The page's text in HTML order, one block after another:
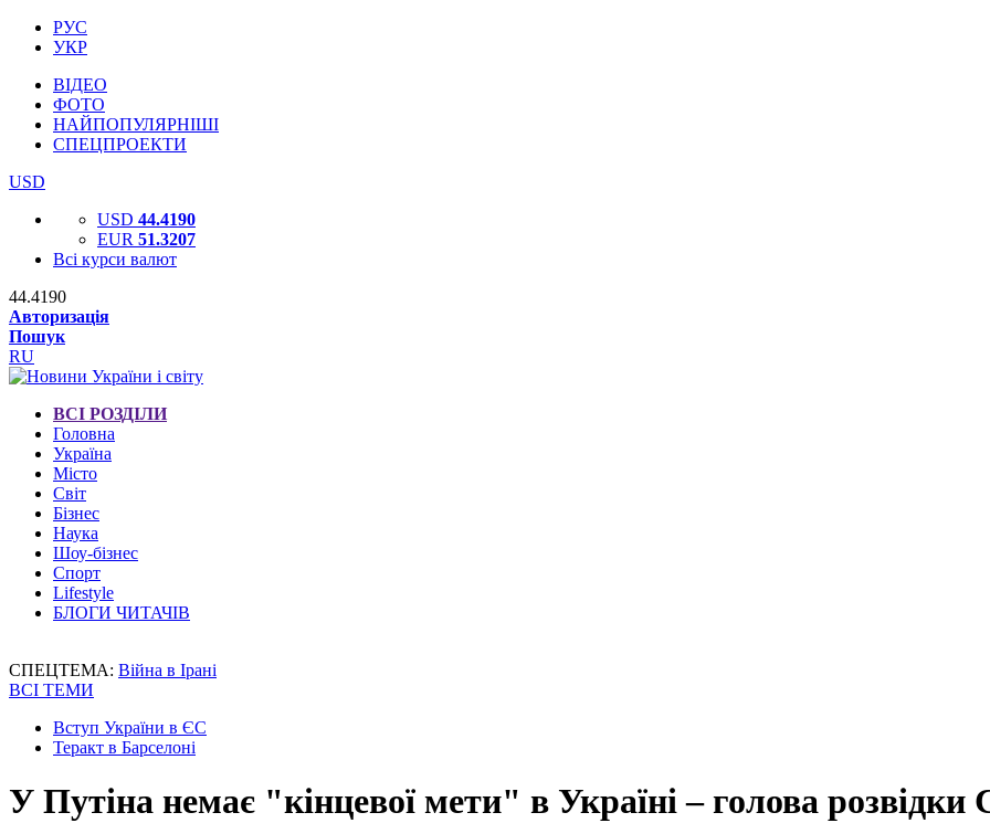
РУС
УКР
ВІДЕО
ФОТО
НАЙПОПУЛЯРНІШІ
СПЕЦПРОЕКТИ
USD
USD 44.4190
EUR 51.3207
Всі курси валют
44.4190
Авторизація
Пошук
RU
ВСІ РОЗДІЛИ
Головна
Україна
Місто
Світ
Бізнес
Наука
Шоу-бізнес
Спорт
Lifestyle
БЛОГИ ЧИТАЧІВ
СПЕЦТЕМА: Війна в Ірані
ВСІ ТЕМИ
Вступ України в ЄС
Теракт в Барселоні
У Путіна немає "кінцевої мети" в Україні – голова